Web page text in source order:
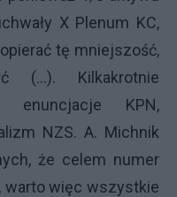
X Plenum KC,
tę mniejszość,
(…). Kilkakrotnie
enuncjacje KPN,
NZS. A. Michnik
że celem numer
warto więc wszystkie